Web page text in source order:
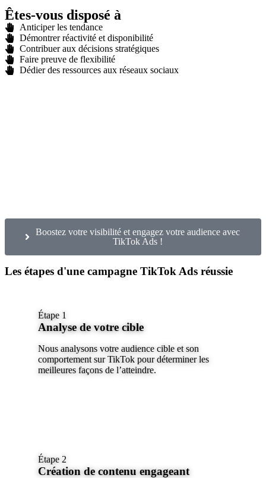
Êtes-vous disposé à
Anticiper les tendance
Démontrer réactivité et disponibilité
Contribuer aux décisions stratégiques
Faire preuve de flexibilité
Dédier des ressources aux réseaux sociaux
Boostez votre visibilité et engagez votre audience avec
TikTok Ads !
Les étapes d'une campagne TikTok Ads réussie
Étape 1
Analyse de votre cible
Nous analysons votre audience cible et son
comportement sur TikTok pour déterminer les
meilleures façons de l’atteindre.
Étape 2
Création de contenu engageant